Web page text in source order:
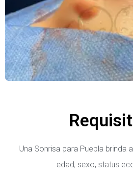
Una Sonrisa para Puebla brinda
edad, sexo, status